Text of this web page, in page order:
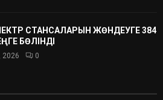
СТАНСАЛАРЫН ЖӨНДЕУГЕ 384
БӨЛІНДІ
2026 0